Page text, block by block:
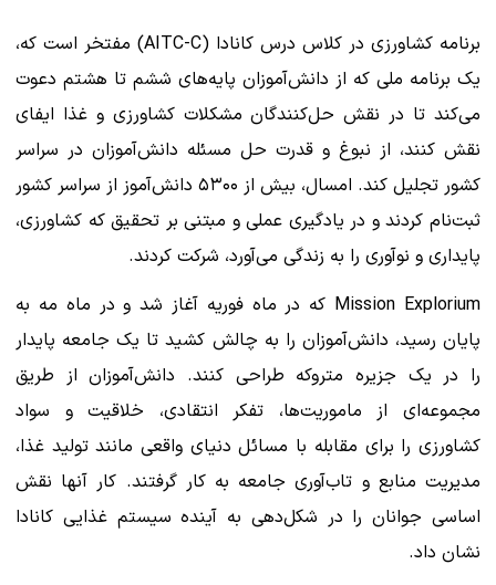
برنامه کشاورزی در کلاس درس کانادا (AITC-C) مفتخر است که،
یک برنامه ملی که از دانش‌آموزان پایه‌های ششم تا هشتم دعوت
می‌کند تا در نقش حل‌کنندگان مشکلات کشاورزی و غذا ایفای
نقش کنند، از نبوغ و قدرت حل مسئله دانش‌آموزان در سراسر
کشور تجلیل کند. امسال، بیش از ۵۳۰۰ دانش‌آموز از سراسر کشور
ثبت‌نام کردند و در یادگیری عملی و مبتنی بر تحقیق که کشاورزی،
پایداری و نوآوری را به زندگی می‌آورد، شرکت کردند.
Mission Explorium که در ماه فوریه آغاز شد و در ماه مه به
پایان رسید، دانش‌آموزان را به چالش کشید تا یک جامعه پایدار
را در یک جزیره متروکه طراحی کنند. دانش‌آموزان از طریق
مجموعه‌ای از ماموریت‌ها، تفکر انتقادی، خلاقیت و سواد
کشاورزی را برای مقابله با مسائل دنیای واقعی مانند تولید غذا،
مدیریت منابع و تاب‌آوری جامعه به کار گرفتند. کار آنها نقش
اساسی جوانان را در شکل‌دهی به آینده سیستم غذایی کانادا
نشان داد.